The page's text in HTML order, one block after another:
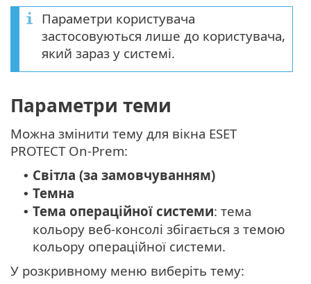
Параметри користувача
застосовуються лише до користувача,
який зараз у системі.
Параметри теми
Можна змінити тему для вікна ESET
PROTECT On-Prem:
• Світла (за замовчуванням)
• Темна
• Тема операційної системи: тема
кольору веб-консолі збігається з темою
кольору операційної системи.
У розкривному меню виберіть тему: